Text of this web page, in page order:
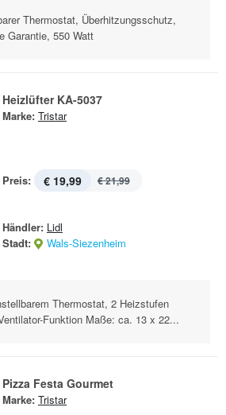
Thermostat, Überhitzungsschutz,
Garantie, 550 Watt
Heizlüfter KA-5037
Marke: Tristar
Preis: € 19,99 € 21,99
Händler: Lidl
Stadt:
Wals-Siezenheim
Thermostat, 2 Heizstufen
Funktion Maße: ca. 13 x 22...
Pizza Festa Gourmet
Marke: Tristar